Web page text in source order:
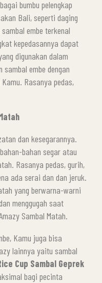
bumbu pelengkap
Bali, seperti daging
embe terkenal
kepedasannya dapat
digunakan dalam
sambal embe dengan
Rasanya pedas,
dan kesegarannya.
bahan segar atau
Rasanya pedas, gurih,
ada serai dan dan jeruk.
yang berwarna-warni
menggugah saat
Sambal Matah.
Kamu juga bisa
lainnya yaitu sambal
Cup Sambal Geprek
bagi pecinta